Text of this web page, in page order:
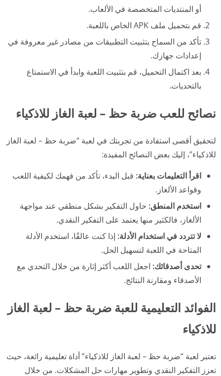
أو المنتديات المتخصصة في الألعاب.
قم بتحميل ملف APK الخاص باللعبة.
تأكد من السماح بتثبيت التطبيقات من مصادر غير معروفة في
إعدادات جهازك.
بعد اكتمال التحميل، قم بتثبيت اللعبة وابدأ في الاستمتاع
بالتحديات.
نصائح للعب ضربة حظ – لعبة الغاز للاذكياء
لتحقيق أقصى استفادة من تجربتك في لعبة “ضربة حظ – لعبة الغاز
للاذكياء”، إليك بعض النصائح المفيدة:
اقرأ التعليمات بعناية: قبل البدء، تأكد من فهمك لكيفية اللعب
وقواعد الألغاز.
استخدم المنطق: حاول التفكير بشكل منطقي عند مواجهة
الألغاز، فالكثير منها يعتمد على التفكير النقدي.
لا تتردد في استخدام الأدلة: إذا كنت عالقًا، استخدم الأدلة
المتاحة في اللعبة لتسهيل الحل.
تحدى أصدقائك: اجعل اللعب أكثر إثارة من خلال التحدي مع
الأصدقاء ومقارنة النتائج.
الفوائد التعليمية للعبة ضربة حظ – لعبة الغاز
للاذكياء
تعتبر لعبة “ضربة حظ – لعبة الغاز للاذكياء” أداة تعليمية رائعة، حيث
تعزز التفكير النقدي وتطوير مهارات حل المشكلات. من خلال